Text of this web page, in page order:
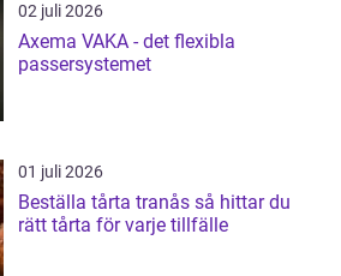
02 juli 2026
Axema VAKA - det flexibla
passersystemet
01 juli 2026
Beställa tårta tranås så hittar du
rätt tårta för varje tillfälle